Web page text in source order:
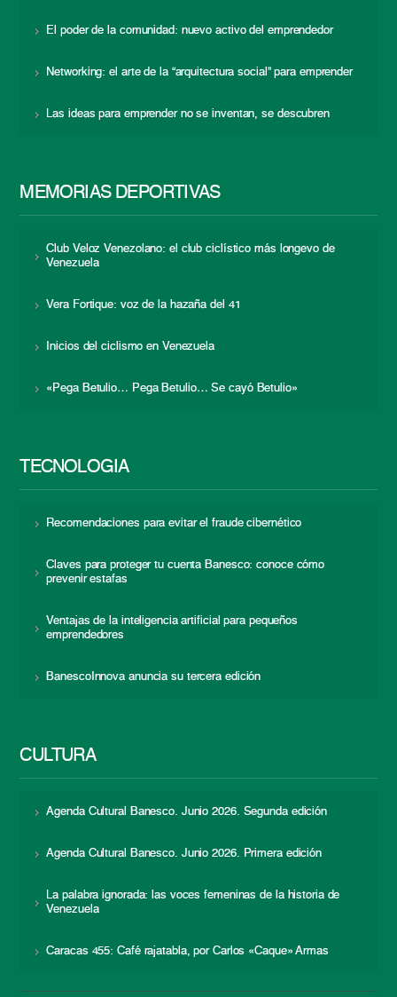
El poder de la comunidad: nuevo activo del emprendedor
Networking: el arte de la “arquitectura social” para emprender
Las ideas para emprender no se inventan, se descubren
MEMORIAS DEPORTIVAS
Club Veloz Venezolano: el club ciclístico más longevo de
Venezuela
Vera Fortique: voz de la hazaña del 41
Inicios del ciclismo en Venezuela
«Pega Betulio… Pega Betulio… Se cayó Betulio»
TECNOLOGÍA
Recomendaciones para evitar el fraude cibernético
Claves para proteger tu cuenta Banesco: conoce cómo
prevenir estafas
Ventajas de la inteligencia artificial para pequeños
emprendedores
BanescoInnova anuncia su tercera edición
CULTURA
Agenda Cultural Banesco. Junio 2026. Segunda edición
Agenda Cultural Banesco. Junio 2026. Primera edición
La palabra ignorada: las voces femeninas de la historia de
Venezuela
Caracas 455: Café rajatabla, por Carlos «Caque» Armas